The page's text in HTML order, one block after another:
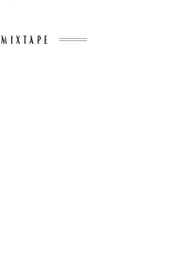
MIXTAPE